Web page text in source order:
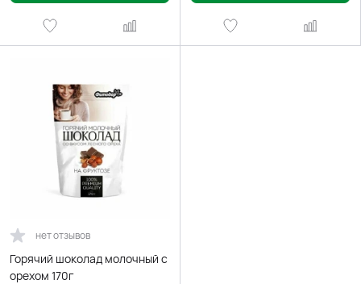
нет отзывов
Горячий шоколад молочный с
орехом 170г